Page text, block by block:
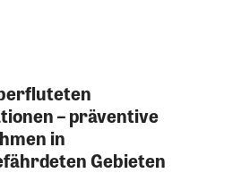
– präventive
in
Gebieten